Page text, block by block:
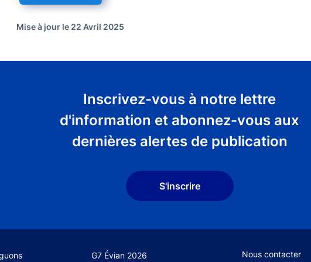
Mise à jour le 22 Avril 2025
Inscrivez-vous à notre lettre
d'information et abonnez-vous aux
dernières alertes de publication
S'inscrire
G7 Évian 2026 Footer secondary
Nous contacter